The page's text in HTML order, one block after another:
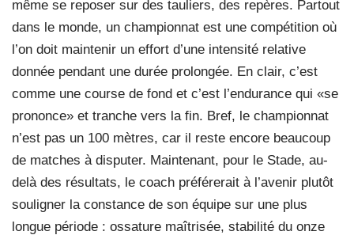
même se reposer sur des tauliers, des repères. Partout
dans le monde, un championnat est une compétition où
l’on doit maintenir un effort d’une intensité relative
donnée pendant une durée prolongée. En clair, c’est
comme une course de fond et c’est l’endurance qui «se
prononce» et tranche vers la fin. Bref, le championnat
n’est pas un 100 mètres, car il reste encore beaucoup
de matches à disputer. Maintenant, pour le Stade, au-
delà des résultats, le coach préférerait à l’avenir plutôt
souligner la constance de son équipe sur une plus
longue période : ossature maîtrisée, stabilité du onze